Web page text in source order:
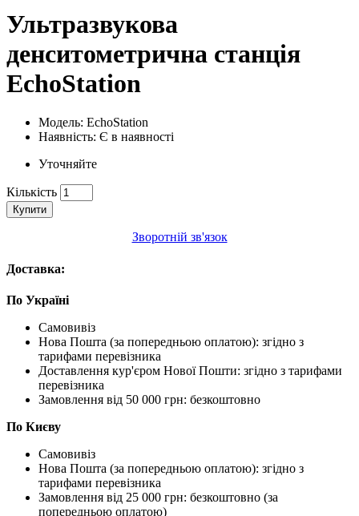
Ультразвукова
денситометрична станція
EchoStation
Модель: EchoStation
Наявність: Є в наявності
Уточняйте
Кількість
Купити
Зворотній зв'язок
Доставка:
По Україні
Самовивіз
Нова Пошта (за попередньою оплатою): згідно з
тарифами перевізника
Доставлення кур'єром Нової Пошти: згідно з тарифами
перевізника
Замовлення від 50 000 грн: безкоштовно
По Києву
Самовивіз
Нова Пошта (за попередньою оплатою): згідно з
тарифами перевізника
Замовлення від 25 000 грн: безкоштовно (за
попередньою оплатою)